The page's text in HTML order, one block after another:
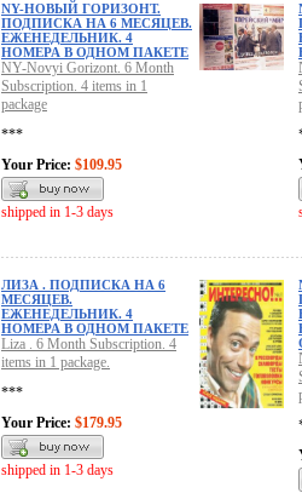
NY-НОВЫЙ ГОРИЗОНТ.
ПОДПИСКА НА 6 МЕСЯЦЕВ.
ЕЖЕНЕДЕЛЬНИК. 4
НОМЕРА В ОДНОМ ПАКЕТЕ
NY-Novyi Gorizont. 6 Month
Subscription. 4 items in 1
package
***
Your Price: $109.95
shipped in 1-3 days
ЛИЗА . ПОДПИСКА НА 6
МЕСЯЦЕВ.
ЕЖЕНЕДЕЛЬНИК. 4
НОМЕРА В ОДНОМ ПАКЕТЕ
Liza . 6 Month Subscription. 4
items in 1 package.
***
Your Price: $179.95
shipped in 1-3 days